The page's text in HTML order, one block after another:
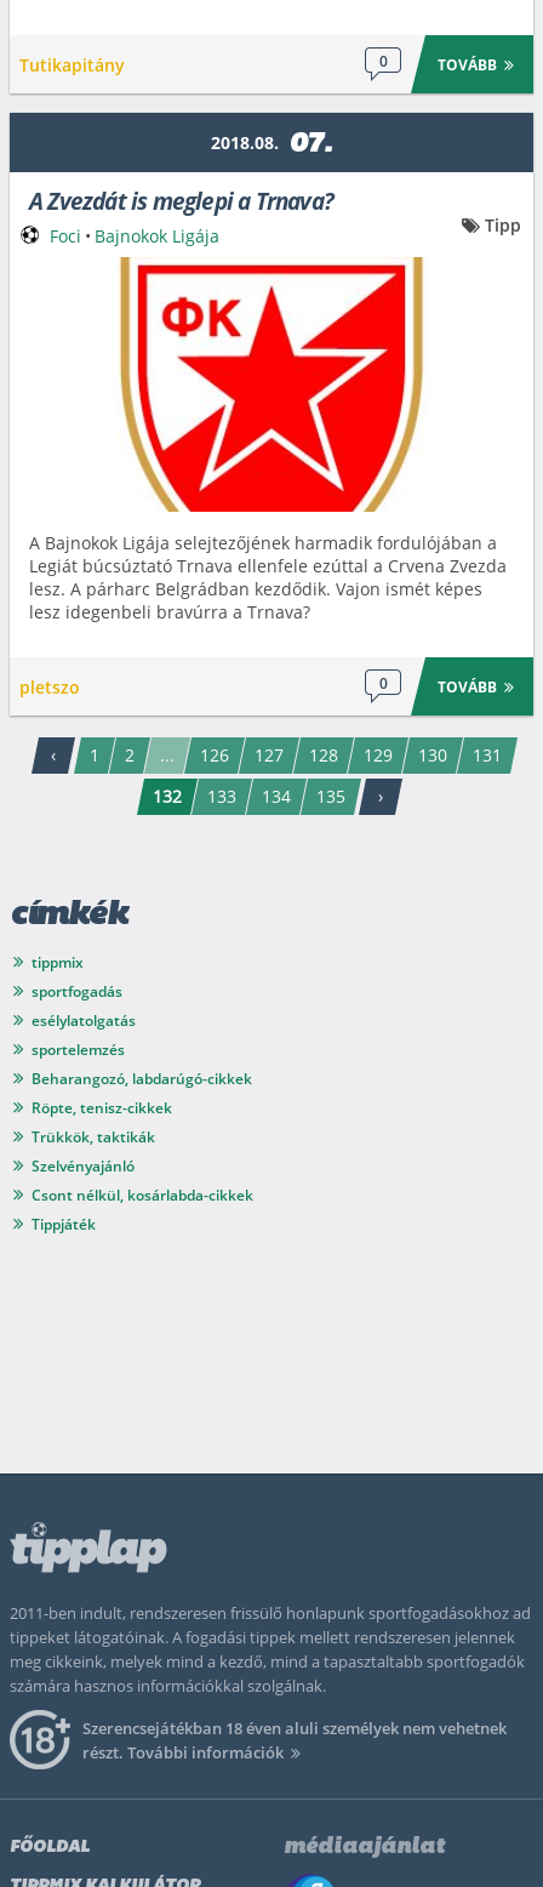
Tutikapitány 0 TOVÁBB
2018.08. 07.
A Zvezdát is meglepi a Trnava?
A Bajnokok Ligája selejtezőjének harmadik fordulójában a
Legiát búcsúztató Trnava ellenfele ezúttal a Crvena Zvezda
lesz. A párharc Belgrádban kezdődik. Vajon ismét képes
lesz idegenbeli bravúrra a Trnava?
pletszo 0 TOVÁBB
Foci • Bajnokok Ligája Tipp
‹ 1 2 ... 126 127 128 129 130
131
132
133 134 135 ›
címkék
tippmix
sportfogadás
esélylatolgatás
sportelemzés
Beharangozó, labdarúgó-cikkek
Röpte, tenisz-cikkek
Trükkök, taktikák
Szelvényajánló
Csont nélkül, kosárlabda-cikkek
Tippjáték
2011-ben indult, rendszeresen frissülő honlapunk sportfogadásokhoz ad
tippeket látogatóinak. A fogadási tippek mellett rendszeresen jelennek
meg cikkeink, melyek mind a kezdő, mind a tapasztaltabb sportfogadók
számára hasznos információkkal szolgálnak.
Szerencsejátékban 18 éven aluli személyek nem vehetnek
részt. További információk
FŐOLDAL médiaajánlat